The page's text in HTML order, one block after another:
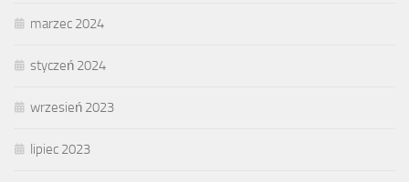
marzec 2024
styczeń 2024
wrzesień 2023
lipiec 2023